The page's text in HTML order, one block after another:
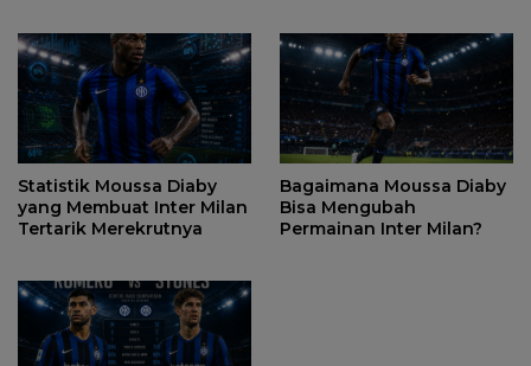
Statistik Moussa Diaby
yang Membuat Inter Milan
Tertarik Merekrutnya
Bagaimana Moussa Diaby
Bisa Mengubah
Permainan Inter Milan?